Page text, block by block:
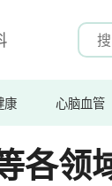
康 心脑血管
各领